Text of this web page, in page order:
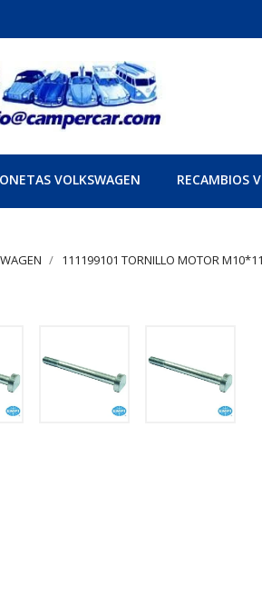
VOLKSWAGEN RECAMBIOS
111199101 TORNILLO MOTOR